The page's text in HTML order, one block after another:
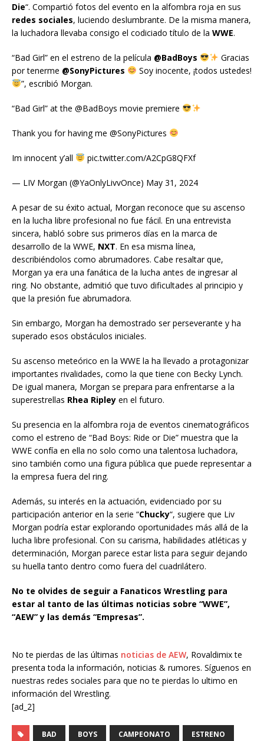
Die“. Compartió fotos del evento en la alfombra roja en sus
redes sociales, luciendo deslumbrante. De la misma manera,
la luchadora llevaba consigo el codiciado título de la WWE.
“Bad Girl” en el estreno de la película @BadBoys
Gracias
por tenerme @SonyPictures
Soy inocente, ¡todos ustedes!
”, escribió Morgan.
“Bad Girl” at the @BadBoys movie premiere
Thank you for having me @SonyPictures
Im innocent y’all pic.twitter.com/A2CpG8QFXf
— LIV Morgan (@YaOnlyLivvOnce) May 31, 2024
A pesar de su éxito actual, Morgan reconoce que su ascenso
en la lucha libre profesional no fue fácil. En una entrevista
sincera, habló sobre sus primeros días en la marca de
desarrollo de la WWE, NXT. En esa misma línea,
describiéndolos como abrumadores. Cabe resaltar que,
Morgan ya era una fanática de la lucha antes de ingresar al
ring. No obstante, admitió que tuvo dificultades al principio y
que la presión fue abrumadora.
Sin embargo, Morgan ha demostrado ser perseverante y ha
superado esos obstáculos iniciales.
Su ascenso meteórico en la WWE la ha llevado a protagonizar
importantes rivalidades, como la que tiene con Becky Lynch.
De igual manera, Morgan se prepara para enfrentarse a la
superestrellas Rhea Ripley en el futuro.
Su presencia en la alfombra roja de eventos cinematográficos
como el estreno de “Bad Boys: Ride or Die” muestra que la
WWE confía en ella no solo como una talentosa luchadora,
sino también como una figura pública que puede representar a
la empresa fuera del ring.
Además, su interés en la actuación, evidenciado por su
participación anterior en la serie “Chucky“, sugiere que Liv
Morgan podría estar explorando oportunidades más allá de la
lucha libre profesional. Con su carisma, habilidades atléticas y
determinación, Morgan parece estar lista para seguir dejando
su huella tanto dentro como fuera del cuadrilátero.
No te olvides de seguir a Fanaticos Wrestling para
estar al tanto de las últimas noticias sobre “WWE”,
“AEW” y las demás “Empresas”.
No te pierdas de las últimas noticias de AEW, Rovaldimix te
presenta toda la información, noticias & rumores. Síguenos en
nuestras redes sociales para que no te pierdas lo ultimo en
información del Wrestling.
[ad_2]
BAD BOYS CAMPEONATO ESTRENO